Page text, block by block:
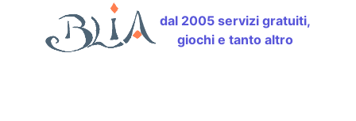
dal 2005 servizi gratuiti,
giochi e tanto altro